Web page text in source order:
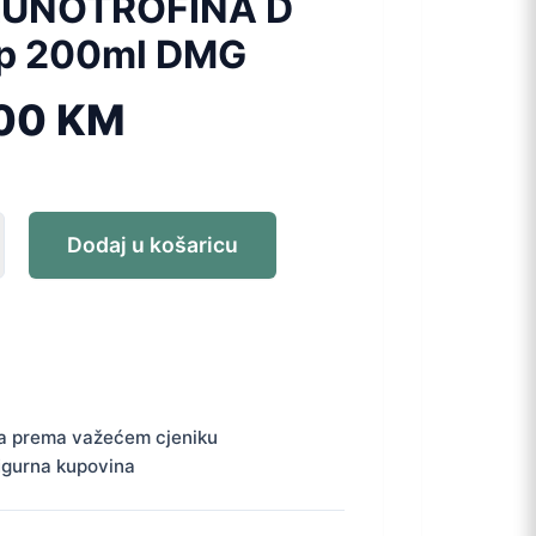
200ml DMG
KM
Dodaj u košaricu
prema važećem cjeniku
kupovina